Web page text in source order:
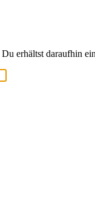
erhältst daraufhin